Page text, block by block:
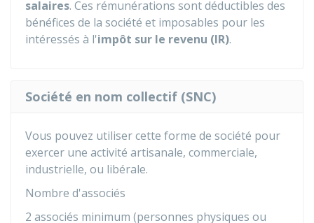
salaires. Ces rémunérations sont déductibles des
bénéfices de la société et imposables pour les
intéressés à l'impôt sur le revenu (IR).
Société en nom collectif (SNC)
Vous pouvez utiliser cette forme de société pour
exercer une activité artisanale, commerciale,
industrielle, ou libérale.
Nombre d'associés
2 associés minimum (personnes physiques ou